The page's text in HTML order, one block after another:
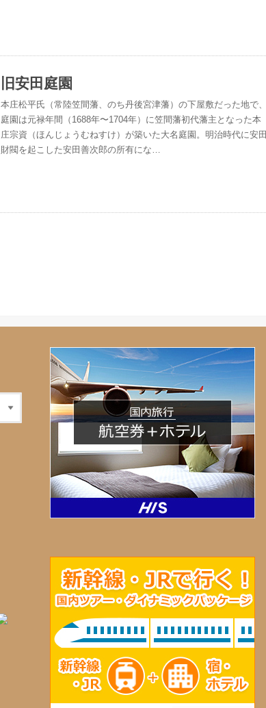
旧安田庭園
本庄松平氏（常陸笠間藩、のち丹後宮津藩）の下屋敷だった地で、
庭園は元禄年間（1688年〜1704年）に笠間藩初代藩主となった本
庄宗資（ほんじょうむねすけ）が築いた大名庭園。明治時代に安田
財閥を起こした安田善次郎の所有にな…